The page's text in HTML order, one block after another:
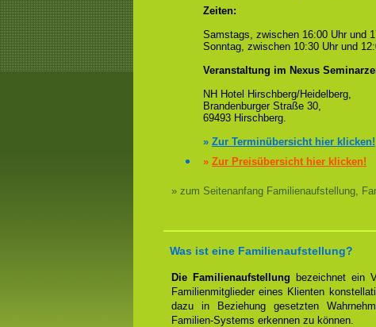
Zeiten:
Samstags, zwischen 16:00 Uhr und
Sonntag, zwischen 10:30 Uhr und
Veranstaltung im Nexus
NH Hotel Hirschberg/Heidelberg,
Brandenburger Straße 30,
69493 Hirschberg.
» Zur Terminübersicht hier klicken!
» Zur Preisübersicht hier klicken!
» zum Seitenanfang Familienaufstellung,
Was ist eine Familienaufstellung?
Die Familienaufstellung bezeichnet ein
Familienmitglieder eines Klienten
dazu in Beziehung gesetzten
Familien-Systems erkennen zu können.